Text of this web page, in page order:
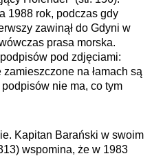
1988 rok, podczas gdy
zawinął do Gdyni w
prasa morska.
pod zdjęciami:
na łamach są
nie ma, co tym
Kapitan Barański w swoim
wspomina, że w 1983